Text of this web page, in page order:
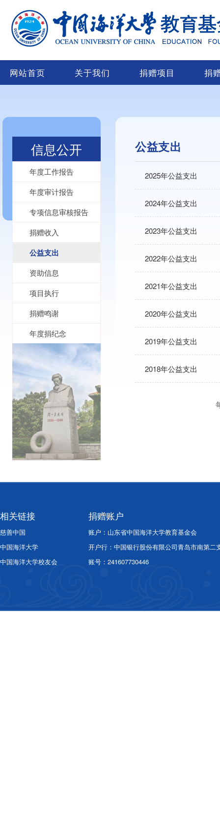
网站首页 关于我们 捐赠项目 捐
信息公开
年度工作报告
年度审计报告
专项信息审核报告
捐赠收入
公益支出
资助信息
项目执行
捐赠鸣谢
年度捐纪念
公益支出
2025年公益支出
2024年公益支出
2023年公益支出
2022年公益支出
2021年公益支出
2020年公益支出
2019年公益支出
2018年公益支出
相关链接
慈善中国
中国海洋大学
中国海洋大学校友会
捐赠账户
账户：山东省中国海洋大学教育基金会
开户行：中国银行股份有限公司青岛市南第二
账号：241607730446